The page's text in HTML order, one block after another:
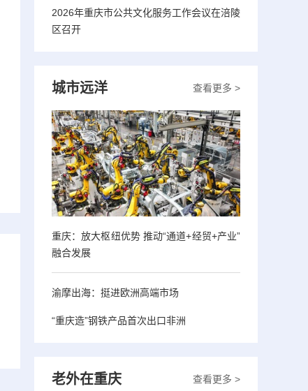
2026年重庆市公共文化服务工作会议在涪陵
区召开
查看更多 >
城市远洋
重庆：放大枢纽优势 推动“通道+经贸+产业”
融合发展
渝摩出海：挺进欧洲高端市场
“重庆造”钢铁产品首次出口非洲
查看更多 >
老外在重庆